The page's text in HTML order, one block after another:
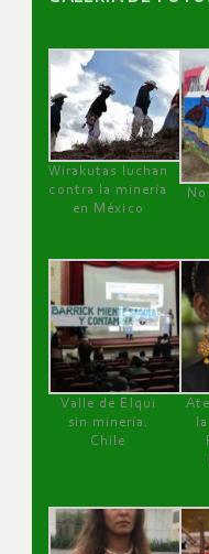
Wirakutas luchan
contra la minería
en México
Valle de Elqui
sin minería.
Chile